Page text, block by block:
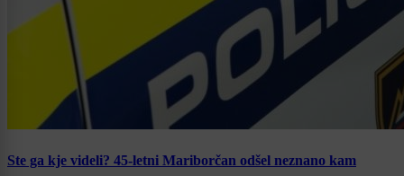
Ste ga kje videli? 45-letni Mariborčan odšel neznano kam